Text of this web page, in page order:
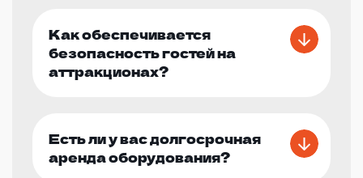
Как обеспечивается
безопасность гостей на
аттракционах?
Есть ли у вас долгосрочная
аренда оборудования?